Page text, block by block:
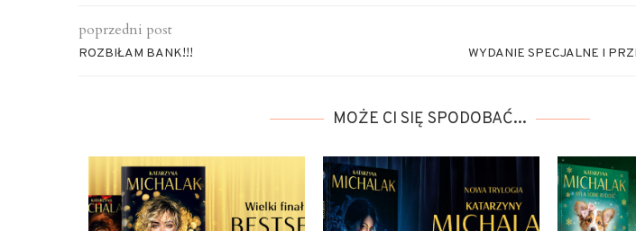
poprzedni post
ROZBIŁAM BANK!!! WYDANIE SPECJALNE I
MOŻE CI SIĘ SPODOBAĆ...